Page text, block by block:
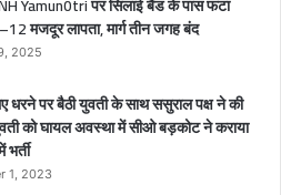
मजदूर लापता, मार्ग तीन जगह बंद
2025
धरने पर बैठी युवती के साथ ससुराल पक्ष ने की
को घायल अवस्था में सीओ बड़कोट ने कराया
1, 2023